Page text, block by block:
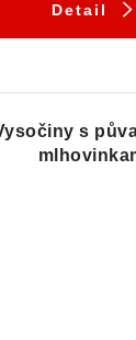
Detail
s